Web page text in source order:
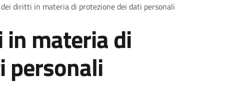
dei diritti in materia di protezione dei dati personali
materia di
personali